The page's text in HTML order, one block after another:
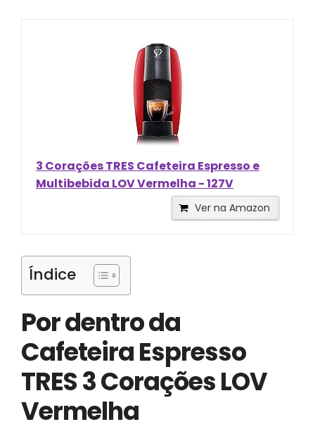
3 Corações TRES Cafeteira Espresso e
Multibebida LOV Vermelha - 127V
Ver na Amazon
Índice
Por dentro da
Cafeteira Espresso
TRES 3 Corações LOV
Vermelha